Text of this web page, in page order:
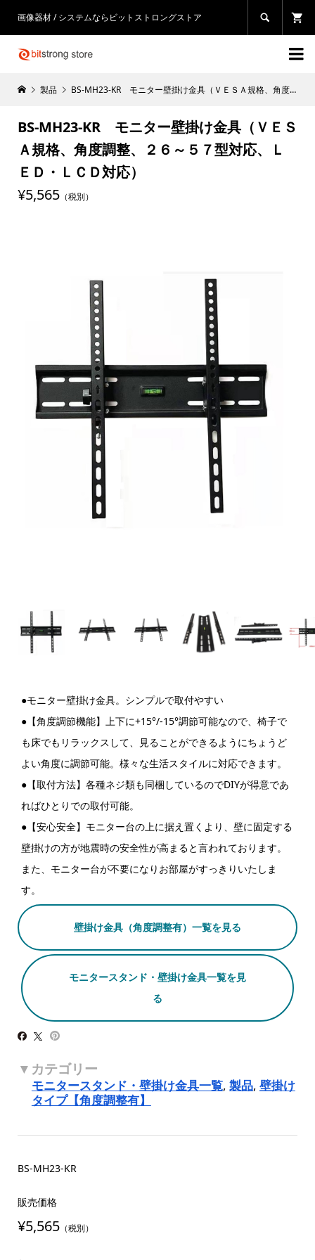
画像器材 / システムならビットストロングストア 

製品 BS-MH23-KR モニター壁掛け金具（ＶＥＳＡ規格、角度調整、２６～５７型対応、ＬＥＤ・ＬＣＤ対応）
BS-MH23-KR モニター壁掛け金具（ＶＥＳ
Ａ規格、角度調整、２６～５７型対応、Ｌ
ＥＤ・ＬＣＤ対応）
¥5,565（税別）
●モニター壁掛け金具。シンプルで取付やすい
●【角度調節機能】上下に+15°/-15°調節可能なので、椅子で
も床でもリラックスして、見ることができるようにちょうど
よい角度に調節可能。様々な生活スタイルに対応できます。
●【取付方法】各種ネジ類も同梱しているのでDIYが得意であ
ればひとりでの取付可能。
●【安心安全】モニター台の上に据え置くより、壁に固定する
壁掛けの方が地震時の安全性が高まると言われております。
また、モニター台が不要になりお部屋がすっきりいたしま
す。
壁掛け金具（角度調整有）一覧を見る
モニタースタンド・壁掛け金具一覧を見
る
モニタースタンド・壁掛け金具一覧, 製品, 壁掛け
タイプ【角度調整有】
BS-MH23-KR
販売価格
¥5,565（税別）